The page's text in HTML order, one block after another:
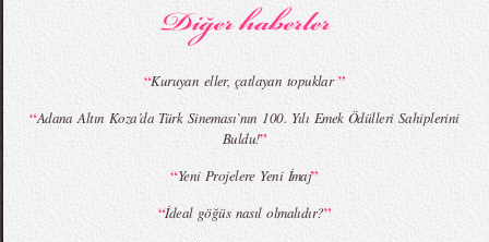
“Kuruyan eller, çatlayan topuklar”
“Adana Altın Koza’da Türk Sineması`nın 100. Yılı Emek Ödülleri Sahiplerini
Buldu!”
“Yeni Projelere Yeni İmaj”
“İdeal göğüs nasıl olmalıdır?”